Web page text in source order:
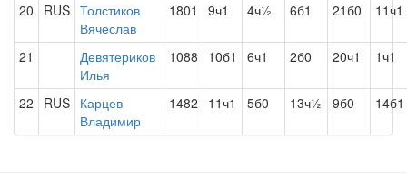
20 RUS Толстиков
Вячеслав
1801 9ч1 4ч½ 6б1 21б0 11ч1
21
Девятериков
Илья
1088 10б1 6ч1 2б0 20ч1 1ч1
22 RUS Карцев
Владимир
1482 11ч1 5б0 13ч½ 9б0 14б1